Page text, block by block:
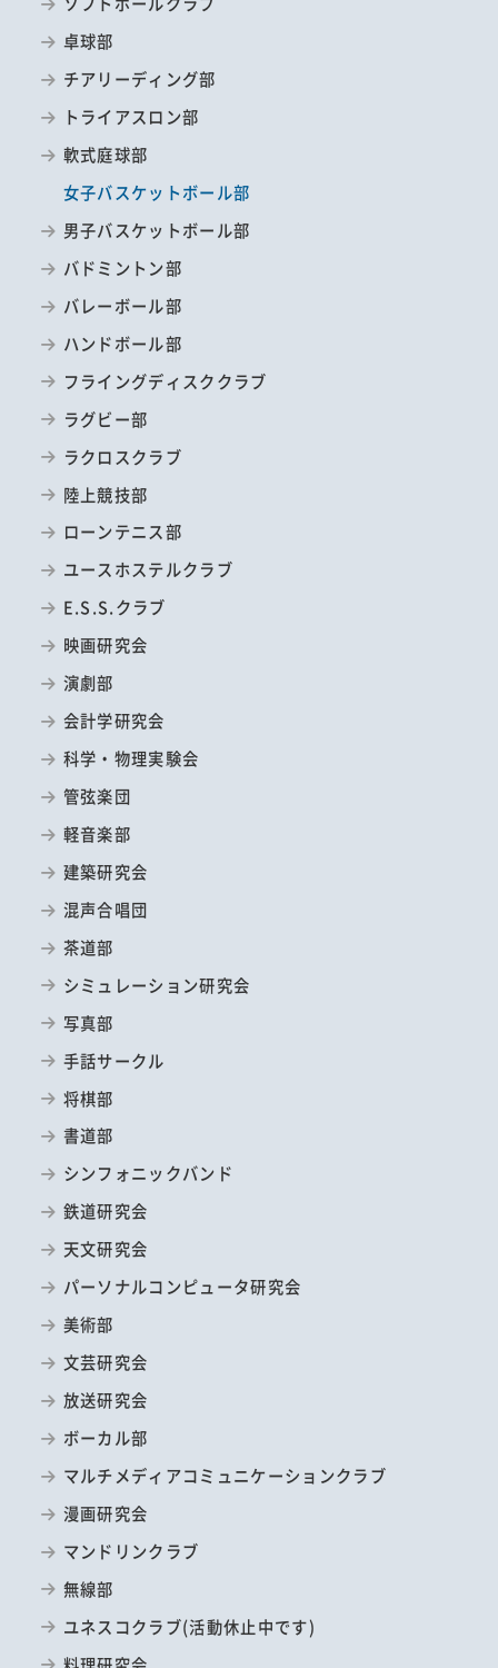
卓球部
チアリーディング部
トライアスロン部
軟式庭球部
女子バスケットボール部
男子バスケットボール部
バドミントン部
バレーボール部
ハンドボール部
フライングディスククラブ
ラグビー部
ラクロスクラブ
陸上競技部
ローンテニス部
ユースホステルクラブ
E.S.S.クラブ
映画研究会
演劇部
会計学研究会
科学・物理実験会
管弦楽団
軽音楽部
建築研究会
混声合唱団
茶道部
シミュレーション研究会
写真部
手話サークル
将棋部
書道部
シンフォニックバンド
鉄道研究会
天文研究会
パーソナルコンピュータ研究会
美術部
文芸研究会
放送研究会
ボーカル部
マルチメディアコミュニケーションクラブ
漫画研究会
マンドリンクラブ
無線部
ユネスコクラブ(活動休止中です)